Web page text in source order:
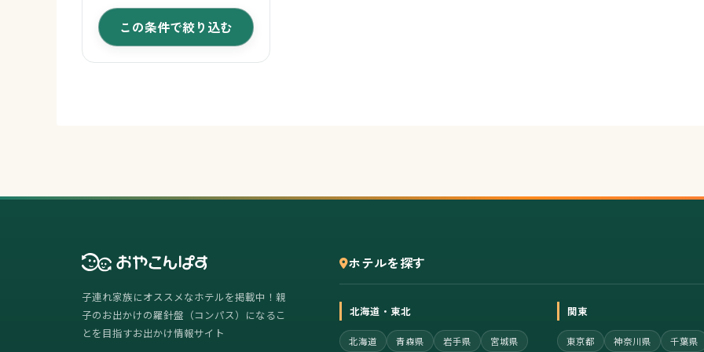
この条件で絞り込む
子連れ家族にオススメなホテルを掲載中！親
子のお出かけの羅針盤（コンパス）になるこ
とを目指すお出かけ情報サイト
ホテルを探す
北海道・東北
北海道 青森県 岩手県 宮城県
関東
東京都 神奈川県 千葉県